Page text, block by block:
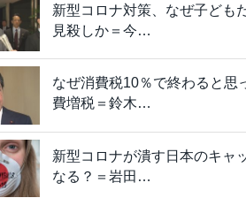
新型コロナ対策、なぜ子ども
見殺しか＝今…
なぜ消費税10％で終わると思
費増税＝鈴木…
新型コロナが潰す日本のキャ
なる？＝岩田…